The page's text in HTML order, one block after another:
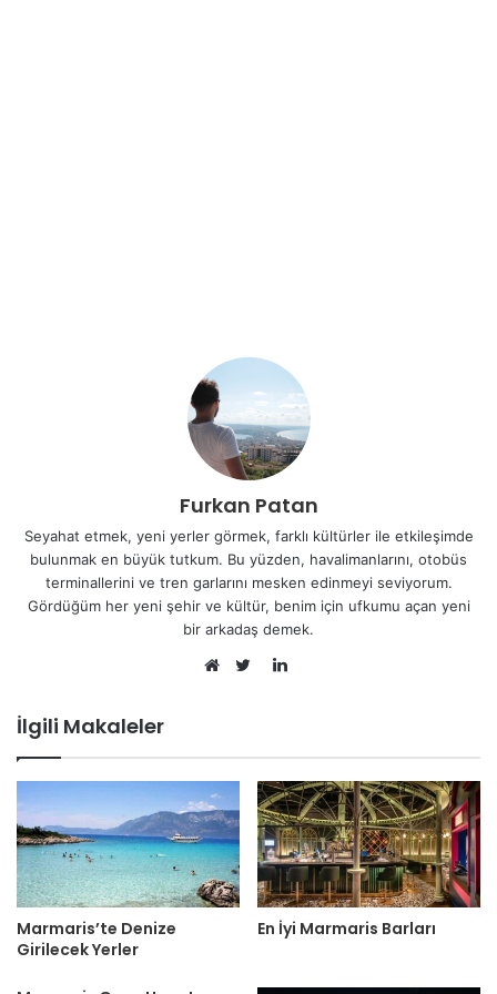
Furkan Patan
Seyahat etmek, yeni yerler görmek, farklı kültürler ile etkileşimde
bulunmak en büyük tutkum. Bu yüzden, havalimanlarını, otobüs
terminallerini ve tren garlarını mesken edinmeyi seviyorum.
Gördüğüm her yeni şehir ve kültür, benim için ufkumu açan yeni
bir arkadaş demek.
LinkedIn
İlgili Makaleler
Marmaris’te Denize
Girilecek Yerler
En İyi Marmaris Barları